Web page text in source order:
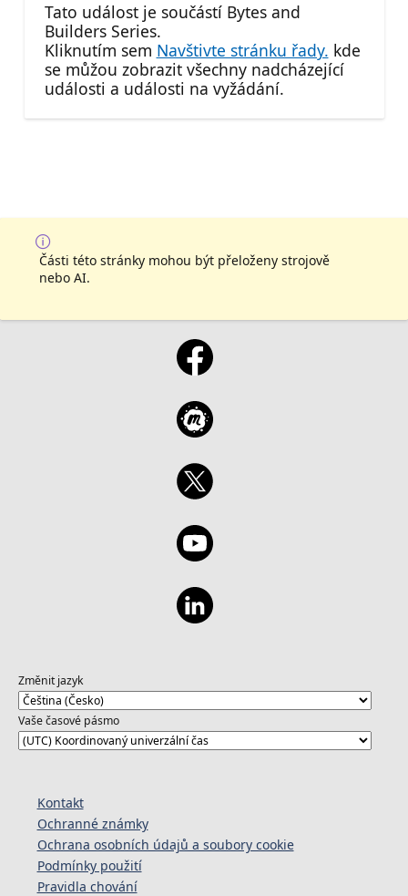
Tato událost je součástí Bytes and
Builders Series.
Kliknutím sem Navštivte stránku řady. kde
se můžou zobrazit všechny nadcházející
události a události na vyžádání.
Části této stránky mohou být přeloženy strojově
nebo AI.
Změnit jazyk
Vaše časové pásmo
Kontakt
Ochranné známky
Ochrana osobních údajů a soubory cookie
Podmínky použití
Pravidla chování